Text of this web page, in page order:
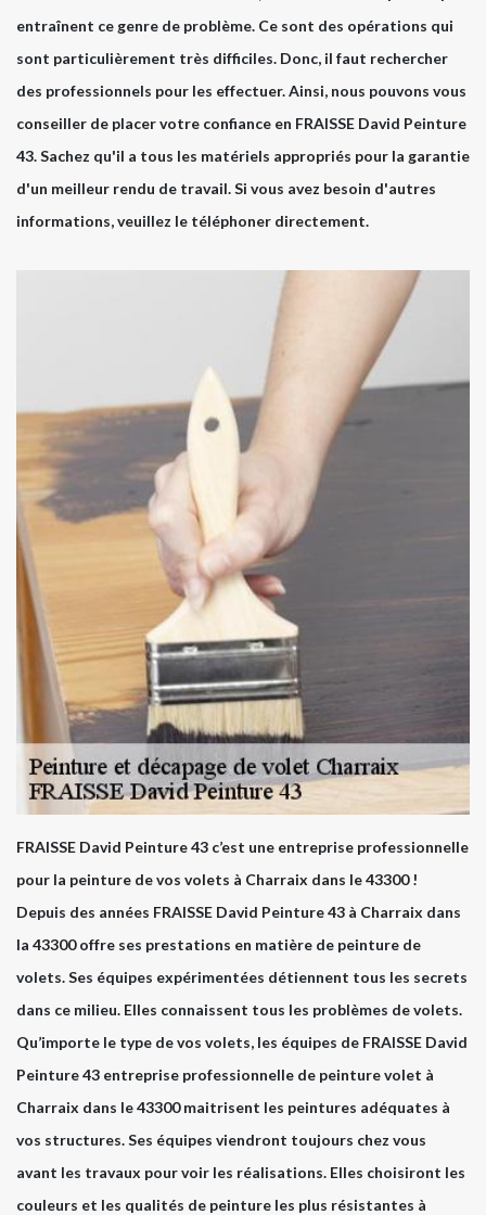
entraînent ce genre de problème. Ce sont des opérations qui
sont particulièrement très difficiles. Donc, il faut rechercher
des professionnels pour les effectuer. Ainsi, nous pouvons vous
conseiller de placer votre confiance en FRAISSE David Peinture
43. Sachez qu'il a tous les matériels appropriés pour la garantie
d'un meilleur rendu de travail. Si vous avez besoin d'autres
informations, veuillez le téléphoner directement.
FRAISSE David Peinture 43 c’est une entreprise professionnelle
pour la peinture de vos volets à Charraix dans le 43300 !
Depuis des années FRAISSE David Peinture 43 à Charraix dans
la 43300 offre ses prestations en matière de peinture de
volets. Ses équipes expérimentées détiennent tous les secrets
dans ce milieu. Elles connaissent tous les problèmes de volets.
Qu’importe le type de vos volets, les équipes de FRAISSE David
Peinture 43 entreprise professionnelle de peinture volet à
Charraix dans le 43300 maitrisent les peintures adéquates à
vos structures. Ses équipes viendront toujours chez vous
avant les travaux pour voir les réalisations. Elles choisiront les
couleurs et les qualités de peinture les plus résistantes à